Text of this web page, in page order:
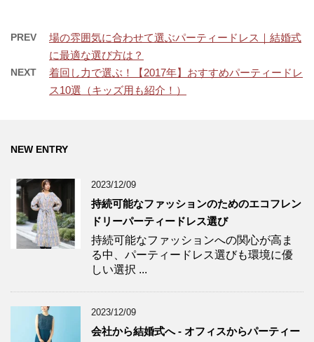
PREV
場の雰囲気に合わせて選ぶパーティードレス｜結婚式
に最適な選び方は？
NEXT
着回し力で選ぶ！【2017年】おすすめパーティードレ
ス10選（キッズ用も紹介！）
NEW ENTRY
2023/12/09
持続可能なファッションのためのエコフレン
ドリーパーティードレス選び
持続可能なファッションへの関心が高ま
る中、パーティードレス選びも環境に優
しい選択 ...
2023/12/09
会社から結婚式へ - オフィスからパーティー